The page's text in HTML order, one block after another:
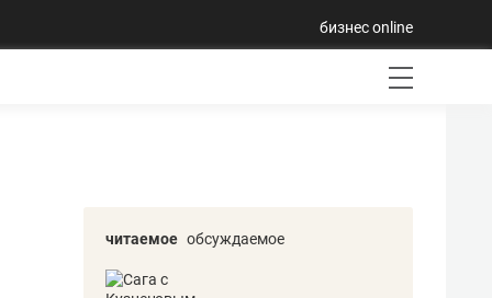
бизнес online
читаемое обсуждаемое